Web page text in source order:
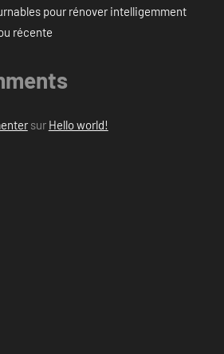
pour rénover intelligemment
récente
sur Hello world!